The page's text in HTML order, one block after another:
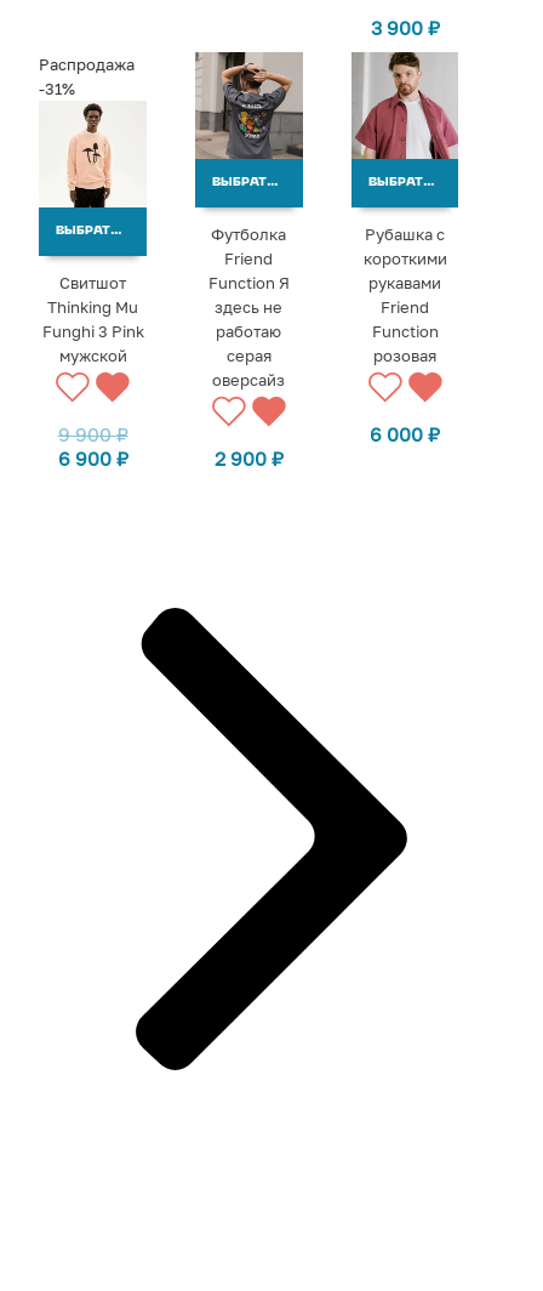
3 900 ₽
Распродажа
-31%
ВЫБРАТЬ ВАРИАНТЫ
Свитшот
Thinking Mu
Funghi 3 Pink
мужской
9 900₽
6 900 ₽
ВЫБРАТЬ ВАРИАНТЫ
Футболка
Friend
Function Я
здесь не
работаю
серая
оверсайз
2 900 ₽
ВЫБРАТЬ ВАРИАНТЫ
Рубашка с
короткими
рукавами
Friend
Function
розовая
6 000₽